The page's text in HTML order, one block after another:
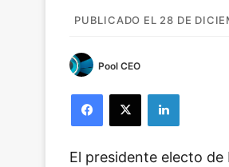
PUBLICADO EL 28 DE
Pool CEO
El presidente electo de